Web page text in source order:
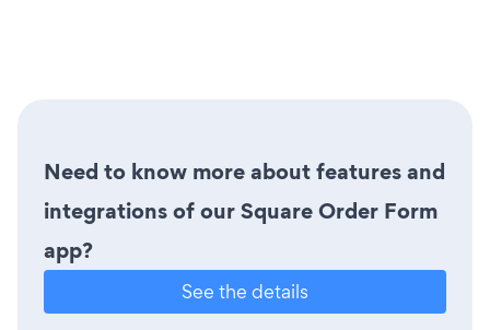
Need to know more about features and
integrations of our Square Order Form
app?
See the details